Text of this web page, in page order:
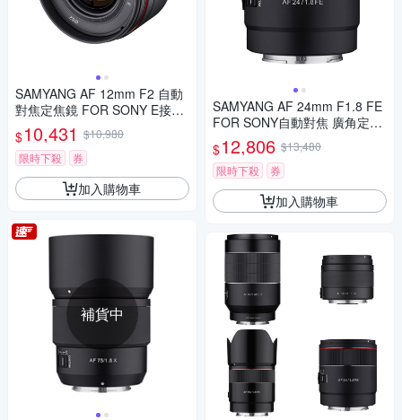
SAMYANG AF 12mm F2 自動
對焦定焦鏡 FOR SONY E接環
(公司貨)
$10,431 $10,980
限時下殺
券
加入購物車
補貨中
SAMYANG AF 24mm F1.8 FE
FOR SONY自動對焦 廣角定焦
鏡頭 (公司貨)
$12,806 $13,480
限時下殺
券
加入購物車